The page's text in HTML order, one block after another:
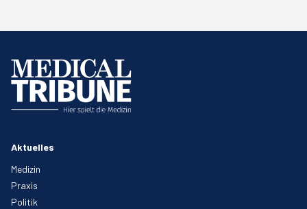
Aktuelles
Medizin
Praxis
Politik